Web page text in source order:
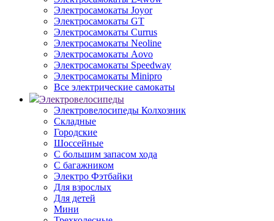
Электросамокаты Joyor
Электросамокаты GT
Электросамокаты Currus
Электросамокаты Neoline
Электросамокаты Aovo
Электросамокаты Speedway
Электросамокаты Minipro
Все электрические самокаты
Электровелосипеды
Электровелосипеды Колхозник
Складные
Городские
Шоссейные
С большим запасом хода
С багажником
Электро Фэтбайки
Для взрослых
Для детей
Мини